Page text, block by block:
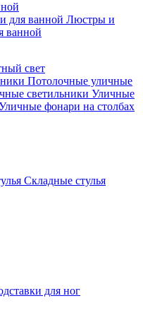
для ванной Люстры и
ванной
свет
Потолочные уличные
светильники Уличные
фонари на столбах
Складные стулья
для ног